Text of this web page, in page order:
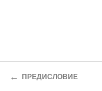
← ПРЕДИСЛОВИЕ